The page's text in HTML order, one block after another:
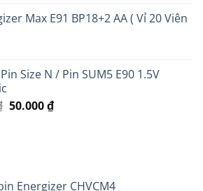
là:
tại
Max E91 BP18+2 AA ( Vỉ 20 Viên
Size N / Pin SUM5 E90 1.5V
Giá
50.000₫Giá
Energizer CHVCM4